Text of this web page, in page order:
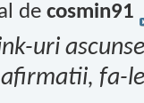
de cosmin91
uri
fa-